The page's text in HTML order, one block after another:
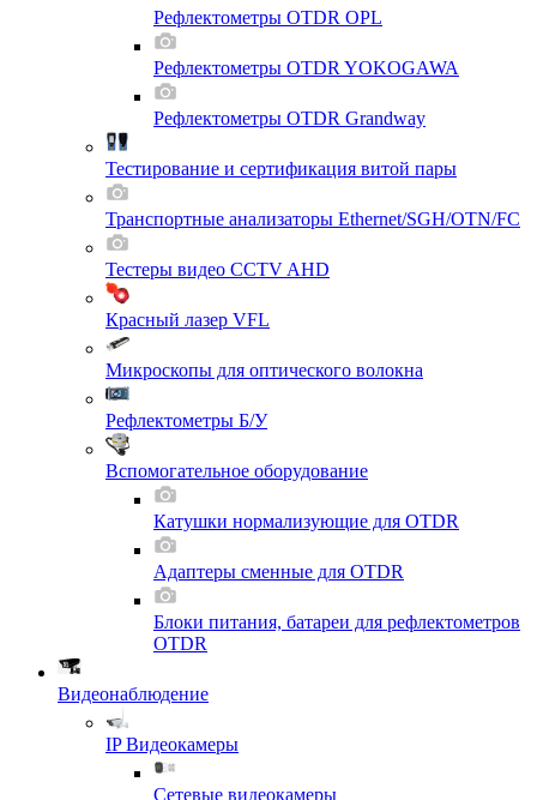
Рефлектометры OTDR OPL
Рефлектометры OTDR YOKOGAWA
Рефлектометры OTDR Grandway
Тестирование и сертификация витой пары
Транспортные анализаторы Ethernet/SGH/OTN/FC
Тестеры видео CCTV AHD
Красный лазер VFL
Микроскопы для оптического волокна
Рефлектометры Б/У
Вспомогательное оборудование
Катушки нормализующие для OTDR
Адаптеры сменные для OTDR
Блоки питания, батареи для рефлектометров
OTDR
Видеонаблюдение
IP Видеокамеры
Сетевые видеокамеры